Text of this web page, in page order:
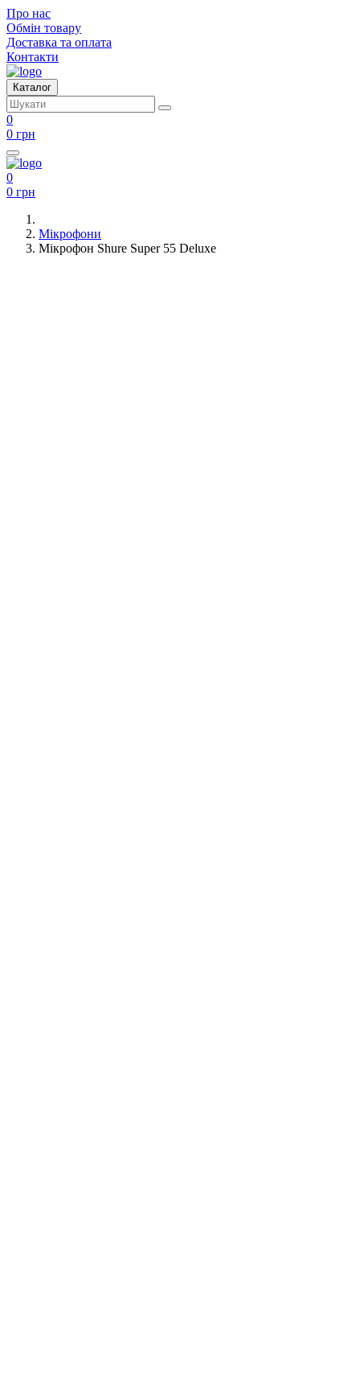
Про нас
Обмін товару
Доставка та оплата
Контакти
Каталог
0
0 грн
0
0 грн
Мікрофони
Мікрофон Shure Super 55 Deluxe